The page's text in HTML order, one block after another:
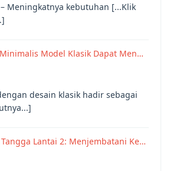
Meningkatnya kebutuhan [...Klik
Model Klasik Dapat Men…
desain klasik hadir sebagai
Lantai 2: Menjembatani Ke…